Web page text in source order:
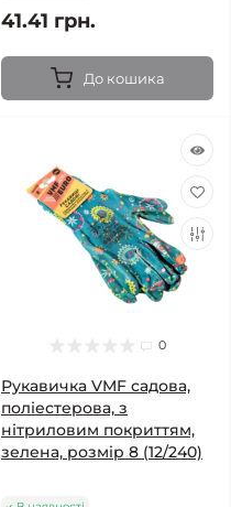
41.41 грн.
До кошика
0
Рукавичка VMF садова,
поліестерова, з
нітриловим покриттям,
зелена, розмір 8 (12/240)